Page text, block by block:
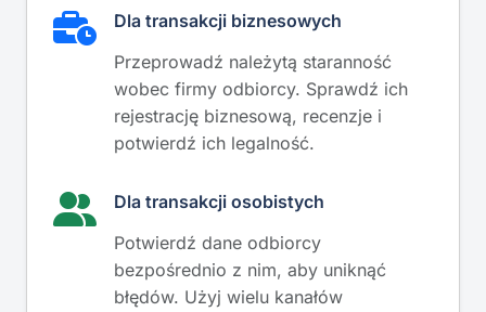
Dla transakcji biznesowych
Przeprowadź należytą staranność
wobec firmy odbiorcy. Sprawdź ich
rejestrację biznesową, recenzje i
potwierdź ich legalność.
Dla transakcji osobistych
Potwierdź dane odbiorcy
bezpośrednio z nim, aby uniknąć
błędów. Użyj wielu kanałów